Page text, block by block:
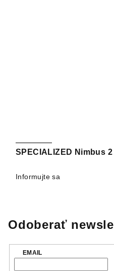
SPECIALIZED Nimbus
Informujte sa
Odoberať
EMAIL